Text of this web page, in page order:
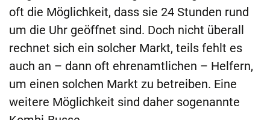
oft die Möglichkeit, dass sie 24 Stunden rund
um die Uhr geöffnet sind. Doch nicht überall
rechnet sich ein solcher Markt, teils fehlt es
auch an – dann oft ehrenamtlichen – Helfern,
um einen solchen Markt zu betreiben. Eine
weitere Möglichkeit sind daher sogenannte